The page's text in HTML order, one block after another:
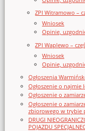
ZPI Witramowo –
Wniosek
Opinie,
ZPI Waplewo –
Wniosek
Opinie,
Ogłoszenia
Ogłoszenie o
Ogłoszenie o
Ogłoszenie o
zbiorowego w trybie
DRUGI
POJAZDU